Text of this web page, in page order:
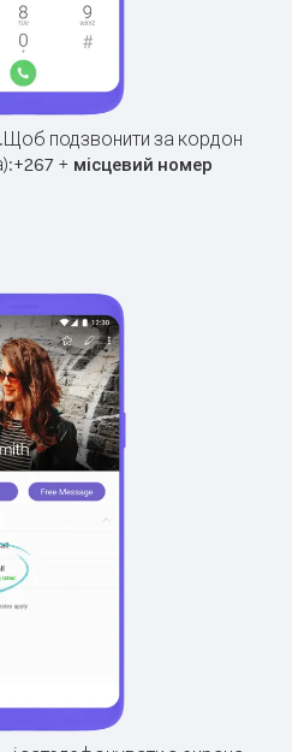
Щоб подзвонити за кордон
+267+ місцевий номер